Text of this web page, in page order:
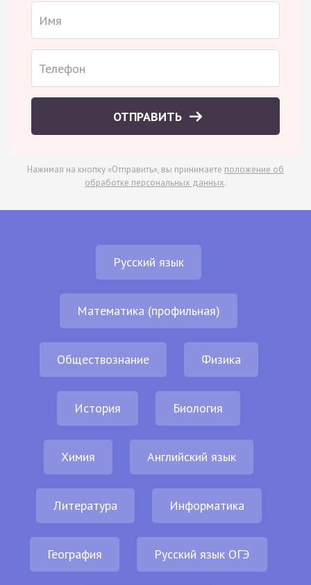
ОТПРАВИТЬ
Нажимая на кнопку «Отправить», вы принимаете положение об
обработке персональных данных.
Русский язык
Математика (профильная)
Обществознание Физика
История Биология
Химия Английский язык
Литература Информатика
География Русский язык ОГЭ